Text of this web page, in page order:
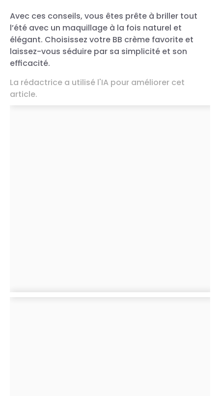
Avec ces conseils, vous êtes prête à briller tout
l’été avec un maquillage à la fois naturel et
élégant. Choisissez votre BB crème favorite et
laissez-vous séduire par sa simplicité et son
efficacité.
La rédactrice a utilisé l'IA pour améliorer cet
article.